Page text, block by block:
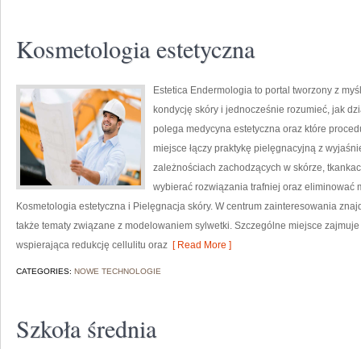
Kosmetologia estetyczna
Estetica Endermologia to portal tworzony z
kondycję skóry i jednocześnie rozumieć, jak
polega medycyna estetyczna oraz które
miejsce łączy praktykę pielęgnacyjną z
zależnościach zachodzących w skórze,
wybierać rozwiązania trafniej oraz eliminować
Kosmetologia estetyczna i Pielęgnacja skóry. W centrum zainteresowania
także tematy związane z modelowaniem sylwetki. Szczególne miejsce
wspierająca redukcję cellulitu oraz [ Read More ]
CATEGORIES: NOWE TECHNOLOGIE
Szkoła średnia